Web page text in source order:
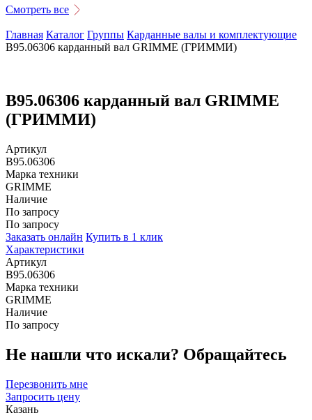
Смотреть все
Главная Каталог Группы Карданные валы и комплектующие
B95.06306 карданный вал GRIMME (ГРИММИ)
B95.06306 карданный вал GRIMME
(ГРИММИ)
Артикул
B95.06306
Марка техники
GRIMME
Наличие
По запросу
По запросу
Заказать онлайн Купить в 1 клик
Характеристики
Артикул
B95.06306
Марка техники
GRIMME
Наличие
По запросу
Не нашли что искали? Обращайтесь
Перезвонить мне
Запросить цену
Казань